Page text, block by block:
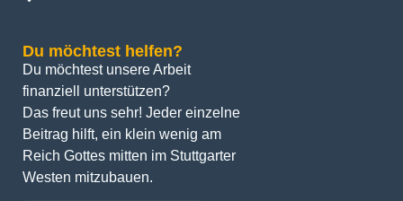
Du möchtest helfen?
Du möchtest unsere Arbeit
finanziell unterstützen?
Das freut uns sehr! Jeder einzelne
Beitrag hilft, ein klein wenig am
Reich Gottes mitten im Stuttgarter
Westen mitzubauen.